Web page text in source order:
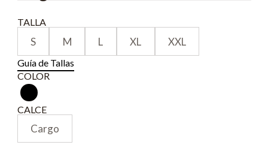
TALLA
S M L XL XXL
Guía de Tallas
COLOR
CALCE
Cargo